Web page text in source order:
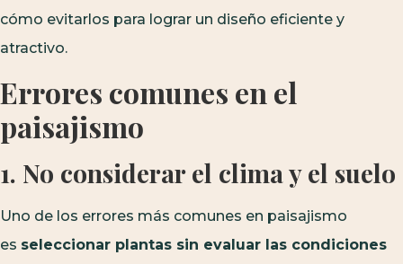
cómo evitarlos para lograr un diseño eficiente y
atractivo.
Errores comunes en el
paisajismo
1. No considerar el clima y el suelo
Uno de los errores más comunes en paisajismo
es seleccionar plantas sin evaluar las condiciones